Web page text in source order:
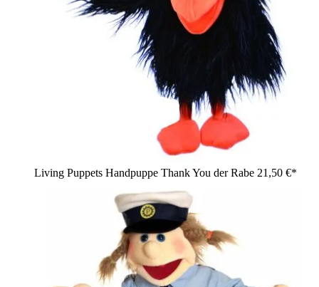
Living Puppets Handpuppe Thank You der Rabe 21,50 €*